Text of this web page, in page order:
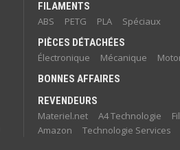
FILAMENTS
ABS
PETG PLA
Spéciaux
PIÈCES DÉTACHÉES
Électronique
Mécanique
BONNES AFFAIRES
REVENDEURS
Materiel.net
A4 Technologie
Amazon
Technologie Services